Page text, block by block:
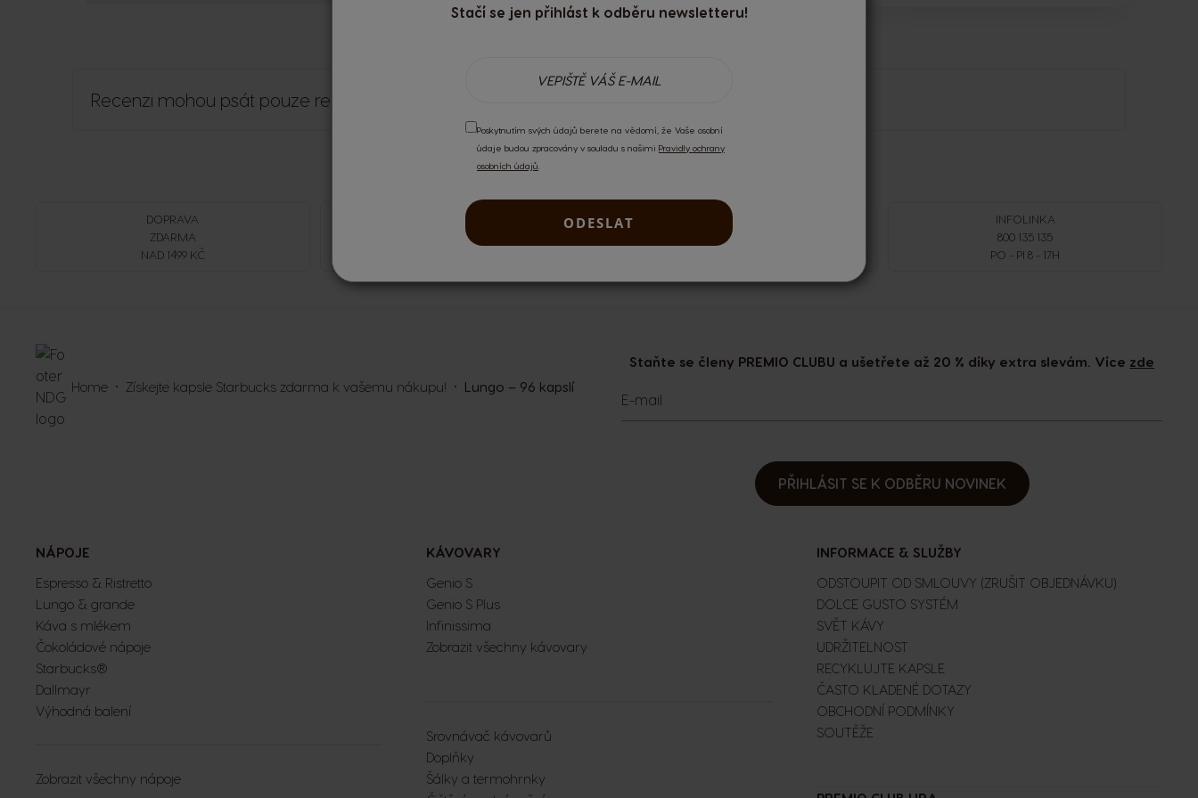
Stačí se jen přihlást k odběru newsletteru!
Poskytnutím svých údajů berete na vědomí, že Vaše osobní
údaje budou zpracovány v souladu s našimi Pravidly ochrany
osobních údajů
ODESLAT
Recenzi mohou psát pouze registrovaní uživatelé.
DOPRAVA
ZDARMA
NAD 1499 KČ
NOVINKY DORUČENÍ DO 2 – 7 DNÍ
INFOLINKA
800 135 135
PO - PI 8 - 17H
Staňte se členy PREMIO CLUBU a ušetřete až 20 % díky extra slevám. Více zde
E-mail
PŘIHLÁSIT SE K ODBĚRU NOVINEK
Home Získejte kapsle Starbucks zdarma k vašemu nákupu! Lungo – 96 kapslí
NÁPOJE
Espresso & Ristretto
Lungo & grande
Káva s mlékem
Čokoládové nápoje
Starbucks®
Dallmayr
Výhodná balení
Zobrazit všechny nápoje
KÁVOVARY
Genio S
Genio S Plus
Infinissima
Zobrazit všechny kávovary
Srovnávač kávovarů
Doplňky
Šálky a termohrnky
INFORMACE & SLUŽBY
ODSTOUPIT OD SMLOUVY (ZRUŠIT OBJEDNÁVKU)
DOLCE GUSTO SYSTÉM
SVĚT KÁVY
UDRŽITELNOST
RECYKLUJTE KAPSLE
ČASTO KLADENÉ DOTAZY
OBCHODNÍ PODMÍNKY
SOUTĚŽE